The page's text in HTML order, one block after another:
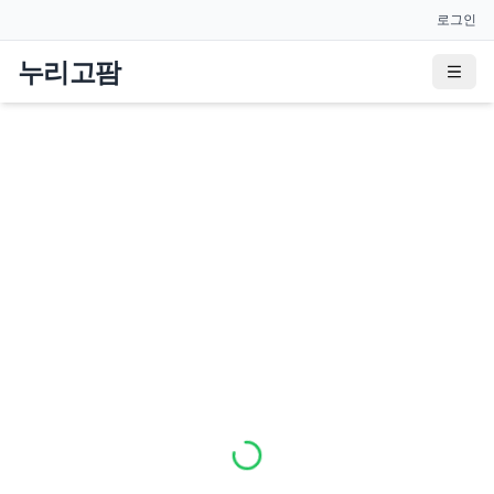
로그인
누리고팜